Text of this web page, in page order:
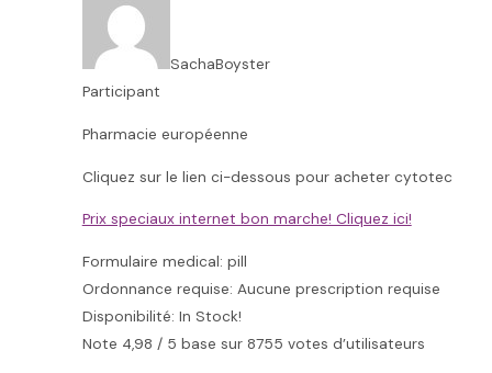
SachaBoyster
Participant
Pharmacie européenne
Cliquez sur le lien ci-dessous pour acheter cytotec
Prix speciaux internet bon marche! Cliquez ici!
Formulaire medical: pill
Ordonnance requise: Aucune prescription requise
Disponibilité: In Stock!
Note 4,98 / 5 base sur 8755 votes d’utilisateurs